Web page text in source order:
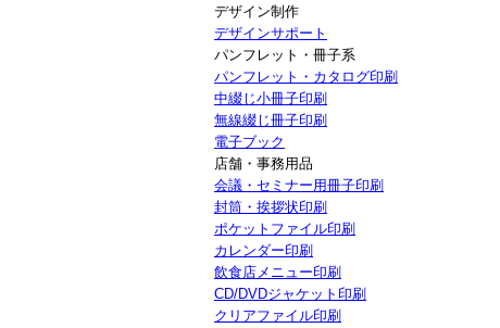
デザイン制作
デザインサポート
パンフレット・冊子系
パンフレット・カタログ印刷
中綴じ小冊子印刷
無線綴じ冊子印刷
電子ブック
店舗・事務用品
会議・セミナー用冊子印刷
封筒・挨拶状印刷
ポケットファイル印刷
カレンダー印刷
飲食店メニュー印刷
CD/DVDジャケット印刷
クリアファイル印刷